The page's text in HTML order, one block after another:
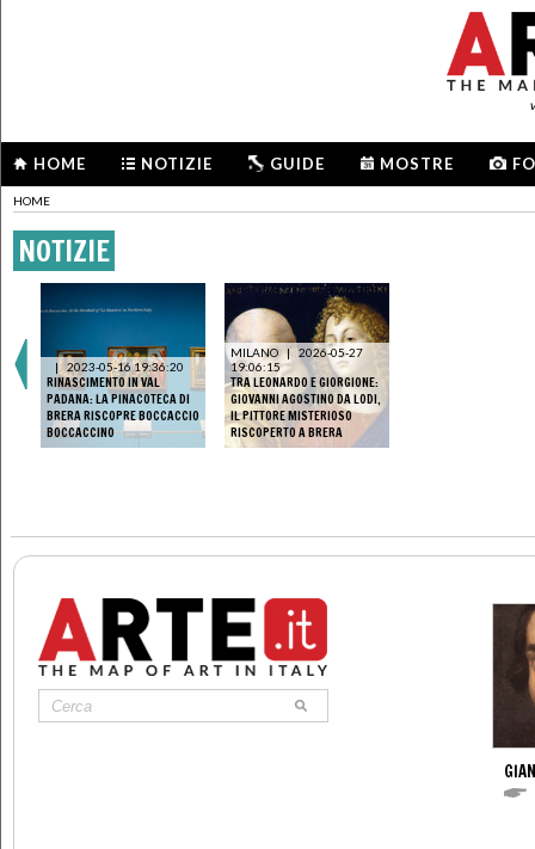
HOME NOTIZIE GUIDE MOSTRE
HOME
NOTIZIE
| 2023-05-16 19:36:20
RINASCIMENTO IN VAL
PADANA: LA PINACOTECA DI
BRERA RISCOPRE BOCCACCIO
BOCCACCINO
MILANO | 2026-05-27
19:06:15
TRA LEONARDO E GIORGIONE:
GIOVANNI AGOSTINO DA LODI,
IL PITTORE MISTERIOSO
RISCOPERTO A BRERA